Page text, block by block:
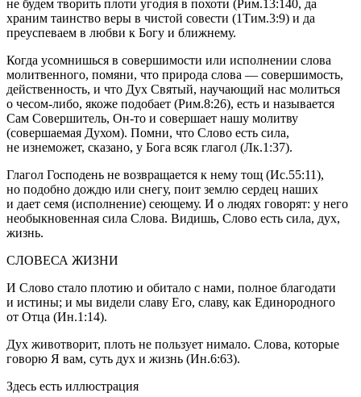
не будем творить плоти угодия в похоти (Рим.13:140, да
храним таинство веры в чистой совести (1Тим.3:9) и да
преуспеваем в любви к Богу и ближнему.
Когда усомнишься в совершимости или исполнении слова
молитвенного, помяни, что природа слова — совершимость,
действенность, и что Дух Святый, научающий нас молиться
о чесом-либо, якоже подобает (Рим.8:26), есть и называется
Сам Совершитель, Он-то и совершает нашу молитву
(совершаемая Духом). Помни, что Слово есть сила,
не изнеможет, сказано, у Бога всяк глагол (Лк.1:37).
Глагол Господень не возвращается к нему тощ (Ис.55:11),
но подобно дождю или снегу, поит землю сердец наших
и дает семя (исполнение) сеющему. И о людях говорят: у него
необыкновенная сила Слова. Видишь, Слово есть сила, дух,
жизнь.
СЛОВЕСА ЖИЗНИ
И Слово стало плотию и обитало с нами, полное благодати
и истины; и мы видели славу Его, славу, как Единородного
от Отца (Ин.1:14).
Дух животворит, плоть не пользует нимало. Слова, которые
говорю Я вам, суть дух и жизнь (Ин.6:63).
Здесь есть иллюстрация